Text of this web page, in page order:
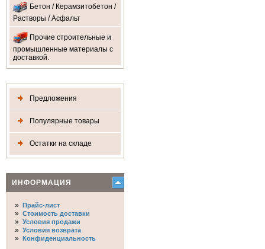
Бетон / Керамзитобетон /
Растворы / Асфальт
Прочие строительные и
промышленные материалы с
доставкой.
Предложения
Популярные товары
Остатки на складе
ИНФОРМАЦИЯ
» Прайс-лист
» Стоимость доставки
» Условия продажи
» Условия возврата
» Конфиденциальность